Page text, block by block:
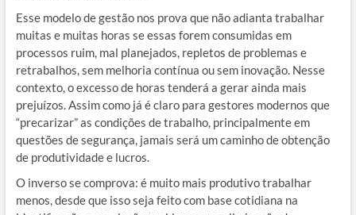
Esse modelo de gestão nos prova que não adianta trabalhar
muitas e muitas horas se essas forem consumidas em
processos ruim, mal planejados, repletos de problemas e
retrabalhos, sem melhoria contínua ou sem inovação. Nesse
contexto, o excesso de horas tenderá a gerar ainda mais
prejuízos. Assim como já é claro para gestores modernos que
“precarizar” as condições de trabalho, principalmente em
questões de segurança, jamais será um caminho de obtenção
de produtividade e lucros.
O inverso se comprova: é muito mais produtivo trabalhar
menos, desde que isso seja feito com base cotidiana na